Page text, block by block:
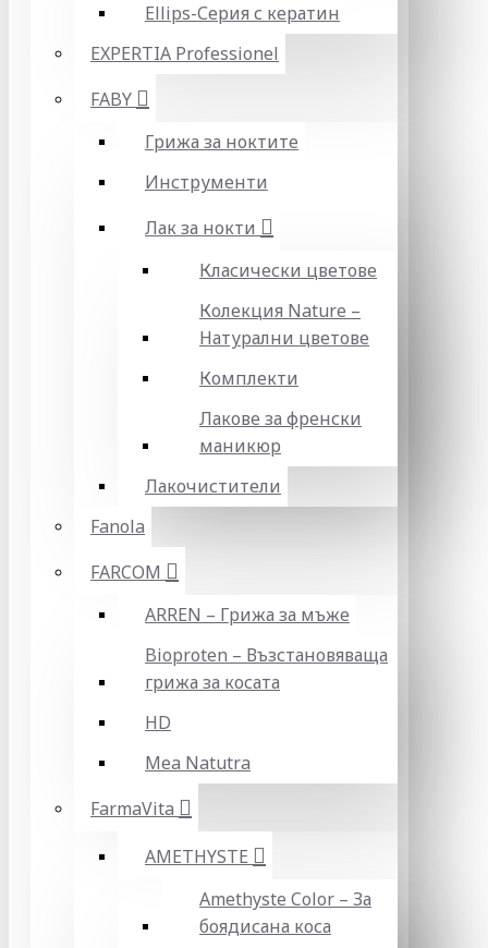
Ellips-Серия с кератин
EXPERTIA Professionel
FABY
Грижа за ноктите
Инструменти
Лак за нокти
Класически цветове
Колекция Nature –
Натурални цветове
Комплекти
Лакове за френски
маникюр
Лакочистители
Fanola
FARCOM
ARREN – Грижа за мъже
Bioproten – Възстановяваща
грижа за косата
HD
Mea Natutra
FarmaVita
AMETHYSTE
Amethyste Color – За
боядисана коса